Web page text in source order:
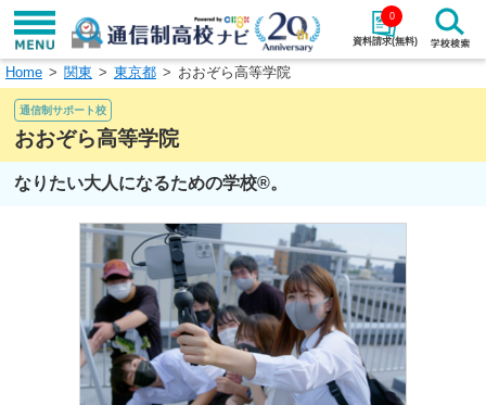
資料請求(無料)
0
学校名で探す
エリアから探す
エリアを選択して探す
北海道・東北
北陸・甲信越
中国
Home 関東 東京都 おおぞら高等学院
通信制サポート校
おおぞら高等学院
なりたい大人になるための学校®。